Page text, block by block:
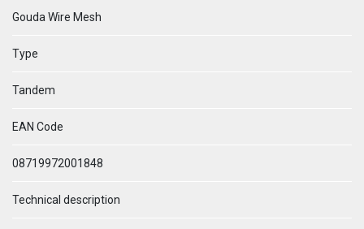
Gouda Wire Mesh
Type
Tandem
EAN Code
08719972001848
Technical description